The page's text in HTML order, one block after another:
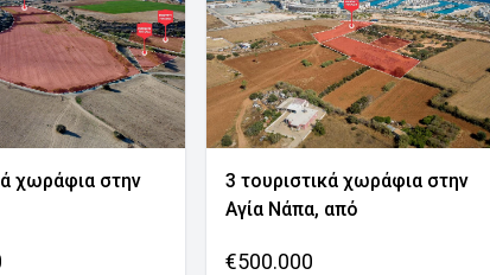
χωράφια στην
3 τουριστικά χωράφια στην
Αγία Νάπα, από
€500.000